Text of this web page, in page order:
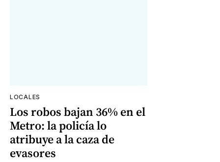
LOCALES
Los robos bajan 36% en el
Metro: la policía lo
atribuye a la caza de
evasores